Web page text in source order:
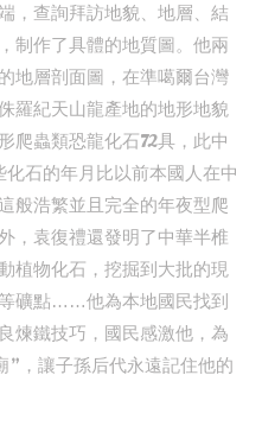
，查詢拜訪地貌、地層、結
制作了具體的地質圖。他兩
地層剖面圖，在準噶爾台灣
羅紀天山龍產地的地形地貌
爬蟲類恐龍化石72具，此中
石的年月比以前本國人在中
般浩繁並且完全的年夜型爬
，袁復禮還發明了中華半椎
植物化石，挖掘到大批的現
礦點……他為本地國民找到
煉鐵技巧，國民感激他，為
，讓子孫后代永遠記住他的